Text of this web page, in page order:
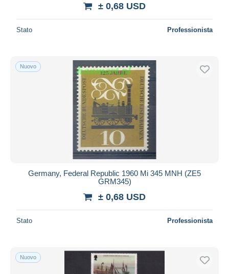
± 0,68 USD
Stato Professionista
Nuovo
Germany, Federal Republic 1960 Mi 345 MNH (ZE5
GRM345)
± 0,68 USD
Stato Professionista
Nuovo